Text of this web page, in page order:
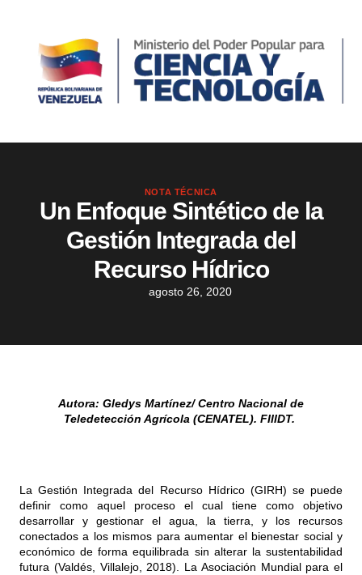
NOTA TÉCNICA
Un Enfoque Sintético de la
Gestión Integrada del
Recurso Hídrico
agosto 26, 2020
Autora: Gledys Martínez/ Centro Nacional de
Teledetección Agrícola (CENATEL). FIIIDT.
La Gestión Integrada del Recurso Hídrico (GIRH) se puede
definir como aquel proceso el cual tiene como objetivo
desarrollar y gestionar el agua, la tierra, y los recursos
conectados a los mismos para aumentar el bienestar social y
económico de forma equilibrada sin alterar la sustentabilidad
futura (Valdés, Villalejo, 2018). La Asociación Mundial para el